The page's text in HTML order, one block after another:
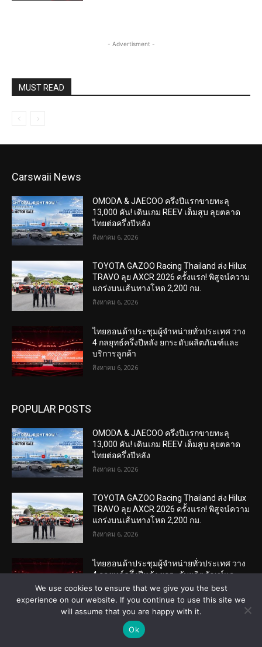
Carswaii News
OMODA & JAECOO ครึ่งปีแรกขายทะลุ
13,000 คัน! เดินเกม REEV เต็มสูบ ลุยตลาด
ไทยต่อครึ่งปีหลัง
สิงหาคม 6, 2026
TOYOTA GAZOO Racing Thailand ส่ง Hilux
TRAVO ลุย AXCR 2026 ครั้งแรก! พิสูจน์ความ
แกร่งบนเส้นทางโหด 2,200 กม.
สิงหาคม 6, 2026
ไทยฮอนด้าประชุมผู้จำหน่ายทั่วประเทศ วาง
4 กลยุทธ์ครึ่งปีหลัง ยกระดับผลิตภัณฑ์และ
บริการลูกค้า
สิงหาคม 6, 2026
POPULAR POSTS
OMODA & JAECOO ครึ่งปีแรกขายทะลุ
13,000 คัน! เดินเกม REEV เต็มสูบ ลุยตลาด
ไทยต่อครึ่งปีหลัง
สิงหาคม 6, 2026
TOYOTA GAZOO Racing Thailand ส่ง Hilux
TRAVO ลุย AXCR 2026 ครั้งแรก! พิสูจน์ความ
แกร่งบนเส้นทางโหด 2,200 กม.
สิงหาคม 6, 2026
ไทยฮอนด้าประชุมผู้จำหน่ายทั่วประเทศ วาง
4 กลยุทธ์ครึ่งปีหลัง ยกระดับผลิตภัณฑ์และ
บริการลูกค้า
สิงหาคม 6, 2026
We use cookies to ensure that we give you the best
experience on our website. If you continue to use this site we
will assume that you are happy with it.
Ok